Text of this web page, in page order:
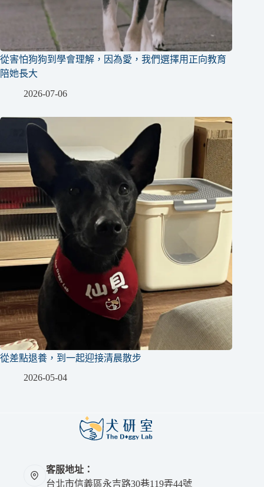
從害怕狗狗到學會理解，因為愛，我們選擇用正向教育
陪她長大
2026-07-06
從差點退養，到一起迎接清晨散步
2026-05-04
客服地址：
台北市信義區永吉路30巷119弄44號